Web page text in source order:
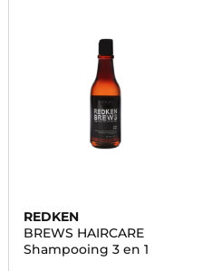
REDKEN
BREWS HAIRCARE
Shampooing 3 en 1